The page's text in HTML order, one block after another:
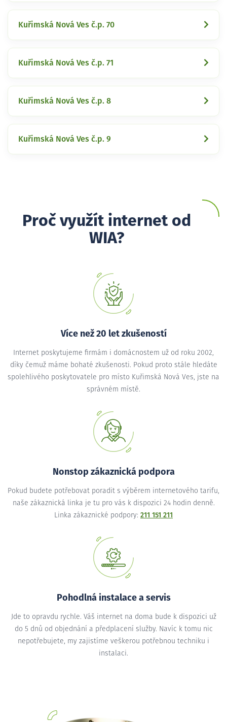
Kuřimská Nová Ves č.p. 70
Kuřimská Nová Ves č.p. 71
Kuřimská Nová Ves č.p. 8
Kuřimská Nová Ves č.p. 9
Proč využít internet od
WIA?
Více než 20 let zkušeností
Internet poskytujeme firmám i domácnostem už od roku 2002,
díky čemuž máme bohaté zkušenosti. Pokud proto stále hledáte
spolehlivého poskytovatele pro místo Kuřimská Nová Ves, jste na
správném místě.
Nonstop zákaznická podpora
Pokud budete potřebovat poradit s výběrem internetového tarifu,
naše zákaznická linka je tu pro vás k dispozici 24 hodin denně.
Linka zákaznické podpory: 211 151 211
Pohodlná instalace a servis
Jde to opravdu rychle. Váš internet na doma bude k dispozici už
do 5 dnů od objednání a předplacení služby. Navíc k tomu nic
nepotřebujete, my zajistíme veškerou potřebnou techniku i
instalaci.